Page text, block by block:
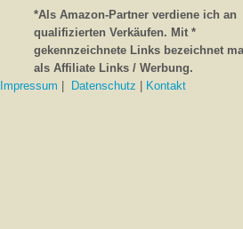
*Als Amazon-Partner verdiene ich an
qualifizierten Verkäufen. Mit *
gekennzeichnete Links bezeichnet
als Affiliate Links / Werbung.
Impressum Datenschutz Kontakt